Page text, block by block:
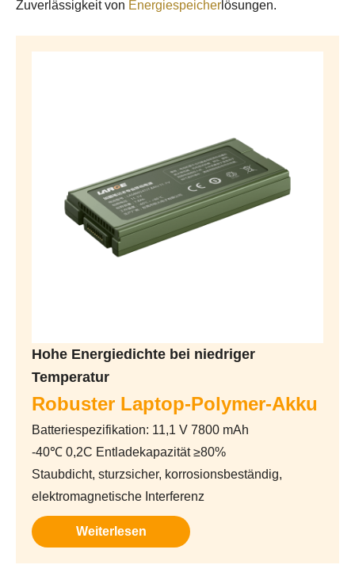
Zuverlässigkeit von Energiespeicher lösungen.
Hohe Energiedichte bei niedriger
Temperatur
Robuster Laptop-Polymer-Akku
Batteriespezifikation: 11,1 V 7800 mAh
-40℃ 0,2C Entladekapazität ≥80%
Staubdicht, sturzsicher, korrosionsbeständig,
elektromagnetische Interferenz
Weiterlesen